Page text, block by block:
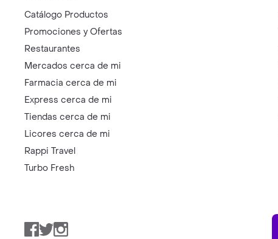
Catálogo Productos
Promociones y Ofertas
Restaurantes
Mercados cerca de mi
Farmacia cerca de mi
Express cerca de mi
Tiendas cerca de mi
Licores cerca de mi
Rappi Travel
Turbo Fresh
Facebook
TwitterInstagram